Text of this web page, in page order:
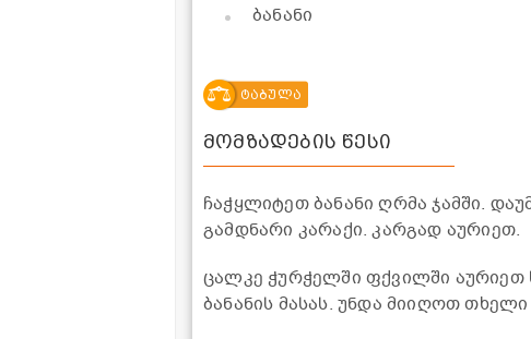
ბანანი
ტაბულა
მომზადების წესი
ჩაჭყლიტეთ ბანანი ღრმა ჯამში.
გამდნარი კარაქი. კარგად აურიეთ.
ცალკე ჭურჭელში ფქვილში აურიეთ
ბანანის მასას. უნდა მიიღოთ